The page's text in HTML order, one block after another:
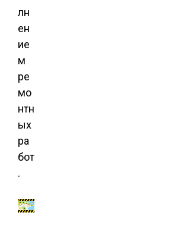
лн
ен
ие
м
ре
мо
нтн
ых
ра
бот
.